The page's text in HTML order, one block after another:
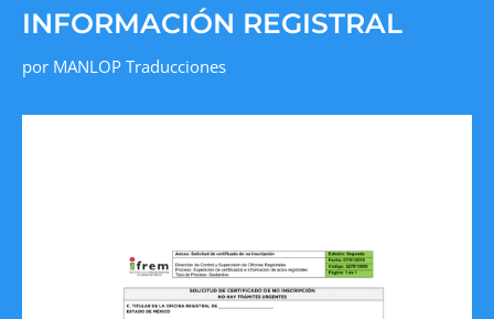
INFORMACIÓN REGISTRAL
por MANLOP Traducciones